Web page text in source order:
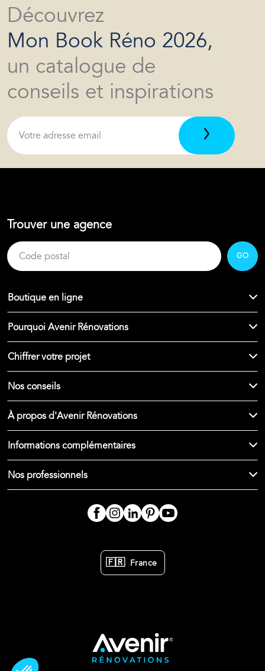
Découvrez
Mon Book Réno 2026,
un catalogue de
conseils et inspirations
Trouver une agence
GO
Boutique en ligne
Pourquoi Avenir Rénovations
Chiffrer votre projet
Nos conseils
À propos d'Avenir Rénovations
Informations complémentaires
Nos professionnels
🇫🇷 France